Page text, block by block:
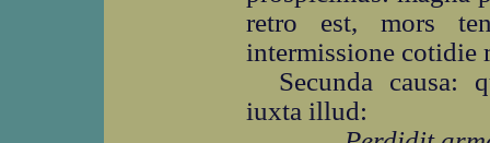
retro est, mors
intermissione cotidie
Secunda causa:
iuxta illud: